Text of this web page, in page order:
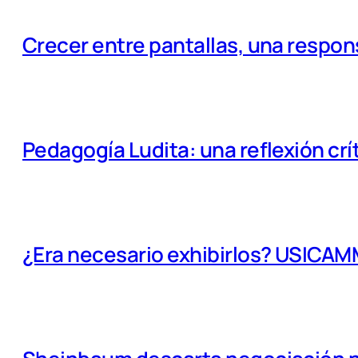
Crecer entre pantallas, una
Pedagogía Ludita: una reflexión
¿Era necesario exhibirlos?